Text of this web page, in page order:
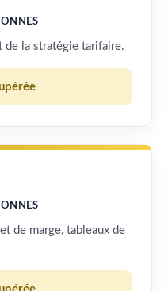
de la stratégie tarifaire.
de marge, tableaux de